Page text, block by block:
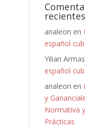
recientes
analeon en
español
Yilian Armas
español
analeon en
y
Normativa
Prácticas